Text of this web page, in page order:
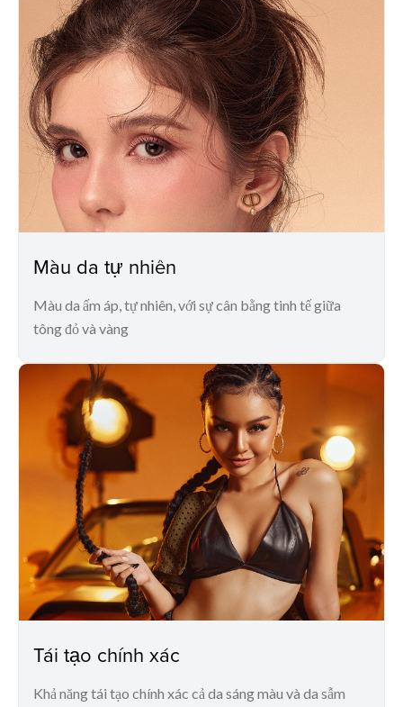
Màu da tự nhiên
Màu da ấm áp, tự nhiên, với sự cân bằng tinh tế giữa
tông đỏ và vàng
Tái tạo chính xác
Khả năng tái tạo chính xác cả da sáng màu và da sẫm